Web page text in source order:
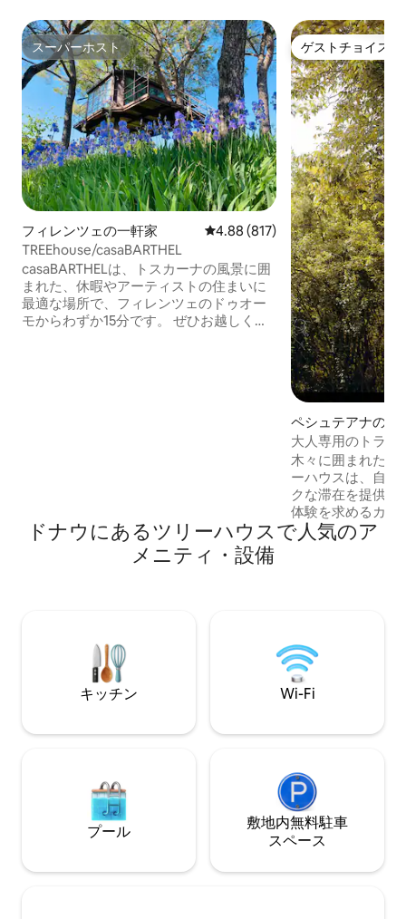
スーパーホスト
スーパーホスト
フィレンツェの一軒家 レビュー817件、5つ星中4.88つ
4.88 (817)
TREEhouse/casaBARTHEL
casaBARTHELは、トスカーナの風景に囲
まれた、休暇やアーティストの住まいに
最適な場所で、フィレンツェのドゥオー
モからわずか15分です。 ぜひお越しくだ
ゲストチョイス
ゲストチョイス
ペシュテアナのツ
ス
大人専用のトラン
ウス｜プール＆ジ
木々に囲まれたト
ーハウスは、自然
クな滞在を提供し
体験を求めるカッ
おり、パノラマの
適なインテリア、
モックでブラブラ
に耳を傾けたりし
ドナウにあるツリーハウスで人気のア
メニティ・設備
キッチン Wi-Fi
プール
敷地内無料駐⁠車
ス⁠ペ⁠ー⁠ス